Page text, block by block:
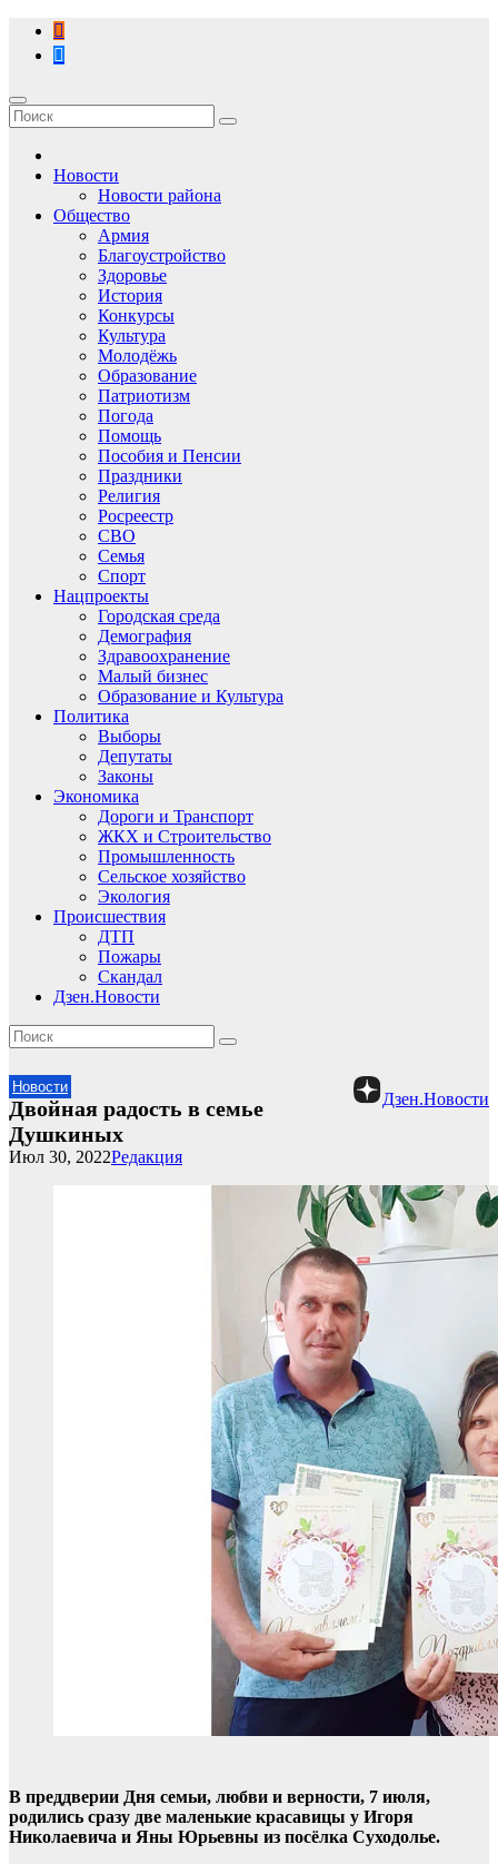
Перейти
содержимому
Новости
Новости района
Общество
Армия
Благоустройство
Здоровье
История
Конкурсы
Культура
Молодёжь
Образование
Патриотизм
Погода
Помощь
Пособия и Пенсии
Праздники
Религия
Росреестр
СВО
Семья
Спорт
Нацпроекты
Городская среда
Демография
Здравоохранение
Малый бизнес
Образование и Культура
Политика
Выборы
Депутаты
Законы
Экономика
Дороги и Транспорт
ЖКХ и Строительство
Промышленность
Сельское хозяйство
Экология
Происшествия
ДТП
Пожары
Скандал
Дзен.Новости
Новости
Дзен.Новости
Двойная радость в семье
Душкиных
Редакция
Июл 30, 2022
В преддверии Дня семьи, любви и верности, 7 июля,
родились сразу две маленькие красавицы у Игоря
Николаевича и Яны Юрьевны из посёлка Суходолье.